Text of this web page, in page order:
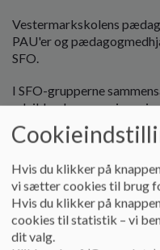
Vestermarkskolens
PAU'er og
SFO.
I SFO-grupperne
udviklende og
Morgen SFO:
Hvis barnet er tilmeldt
at benytte morgen-SFO,
Det er vigtigt, at vi kender
således der i videst mulig
Hvis du klikker på
vi sætter cookies til brug
Hvis du klikker på
cookies til statistik – vi
dit valg.